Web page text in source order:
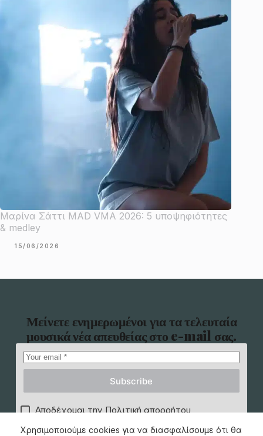
Χρησιμοποιούμε cookies για να διασφαλίσουμε ότι θα
Μαρίνα Σάττι MAD VMA 2026: 5 υποψηφιότητες
& medley
15/06/2026
Μείνετε ενημερωμένοι για τα τελευταία
μουσικά νέα απευθείας στο e-mail σας.
Subscribe
Αποδέχομαι την Πολιτική απορρήτου